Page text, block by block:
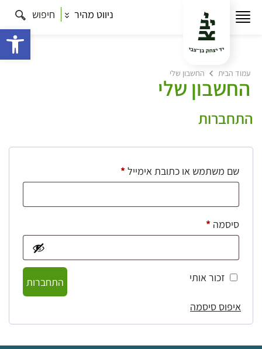
ניווט מהיר חיפוש
עמוד הבית החשבון שלי
החשבון שלי
התחברות
שם משתמש או כתובת אימייל*חובה
סיסמה *חובה
זכור אותי
התחברות
איפוס סיסמה